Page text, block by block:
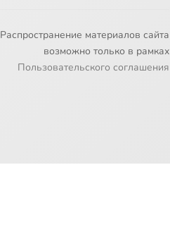
Распространение материалов сайта
возможно только в рамках
Пользовательского соглашения